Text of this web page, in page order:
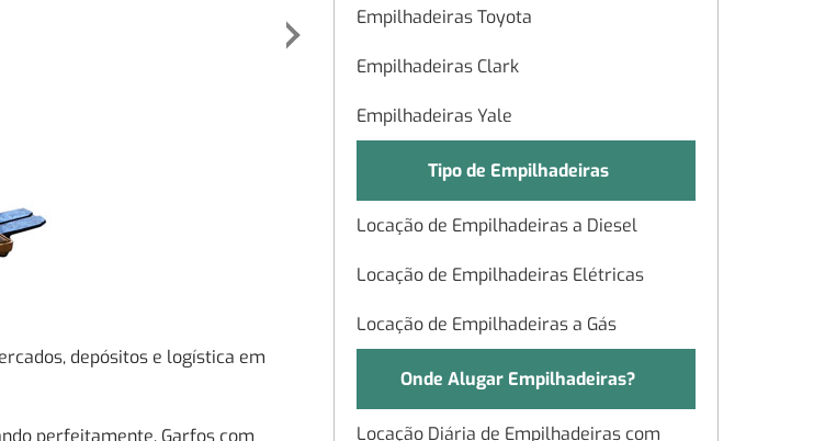
depósitos e logística em
perfeitamente. Garfos com
Empilhadeiras Toyota
Empilhadeiras Clark
Empilhadeiras Yale
Tipo de Empilhadeiras
Locação de Empilhadeiras a Diesel
Locação de Empilhadeiras Elétricas
Locação de Empilhadeiras a Gás
Onde Alugar Empilhadeiras?
Locação Diária de Empilhadeiras com